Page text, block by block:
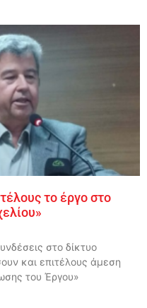
το έργο στο
στο δίκτυο
και επιτέλους άμεση
του Έργου»